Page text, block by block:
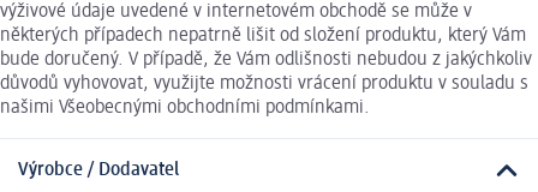
výživové údaje uvedené v internetovém obchodě se může v
některých případech nepatrně lišit od složení produktu, který Vám
bude doručený. V případě, že Vám odlišnosti nebudou z jakýchkoliv
důvodů vyhovovat, využijte možnosti vrácení produktu v souladu s
našimi Všeobecnými obchodními podmínkami.
Výrobce / Dodavatel